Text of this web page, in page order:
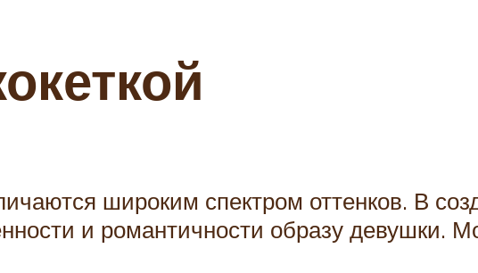
широким спектром оттенков. В
и романтичности образу девушки.